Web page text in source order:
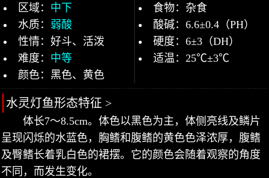
区域： 中下
水质： 弱酸
性情：好斗、活泼
难度： 中等
颜色：黑色、黄色
食物：杂食
酸碱：6.6±0.4（PH）
硬度：6±3（DH）
适温：25℃±3℃
水灵灯鱼形态特征 >
体长7～8.5cm。体色以黑色为主，体侧亮线及鳞片
呈现闪烁的水蓝色，胸鳍和腹鳍的黄色色泽浓厚，腹鳍
及臀鳍长着乳白色的裙摆。它的颜色会随着观察的角度
不同，而发生变化。